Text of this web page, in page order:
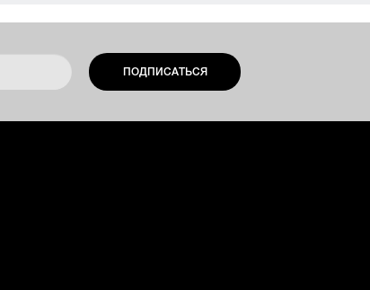
ПОДПИСАТЬСЯ